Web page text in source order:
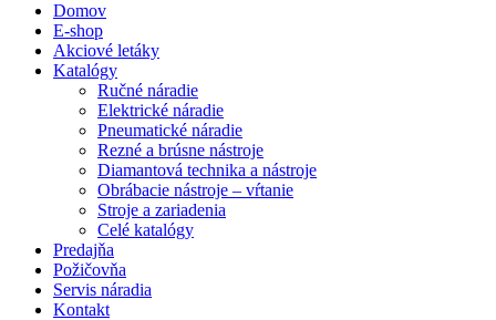
Domov
E-shop
Akciové letáky
Katalógy
Ručné náradie
Elektrické náradie
Pneumatické náradie
Rezné a brúsne nástroje
Diamantová technika a nástroje
Obrábacie nástroje – vŕtanie
Stroje a zariadenia
Celé katalógy
Predajňa
Požičovňa
Servis náradia
Kontakt